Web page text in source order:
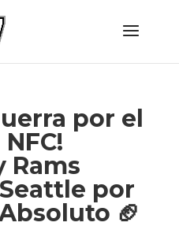
por el
Rams
por
🏈